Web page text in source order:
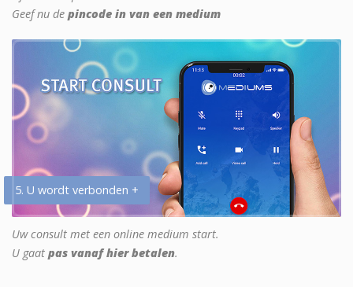
Geef nu de pincode in van een medium
5. U wordt verbonden +
Uw consult met een online medium start.
U gaat pas vanaf hier betalen.